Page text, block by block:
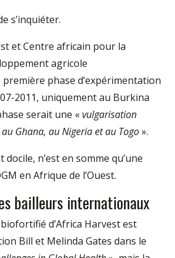
s’inquiéter.
et Centre africain pour la
agricole
première phase d’expérimentation
2011, uniquement au Burkina
serait une «vulgarisation
Ghana, au Nigeria et au Togo».
n’est en somme qu’une
en Afrique de l’Ouest.
bailleurs internationaux
d’Africa Harvest est
Bill et Melinda Gates dans le